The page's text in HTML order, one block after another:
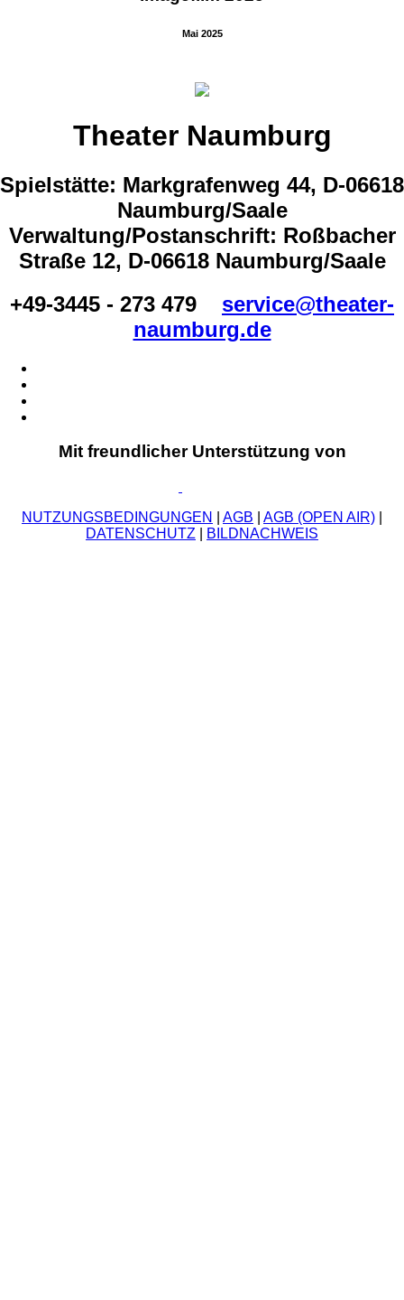
Mai 2025
Theater Naumburg
Spielstätte: Markgrafenweg 44, D-06618
Naumburg/Saale
Verwaltung/Postanschrift: Roßbacher
Straße 12, D-06618 Naumburg/Saale
+49-3445 - 273 479
service@theater-
naumburg.de
Mit freundlicher Unterstützung von
NUTZUNGSBEDINGUNGEN AGB AGB (OPEN AIR)
DATENSCHUTZ
BILDNACHWEIS